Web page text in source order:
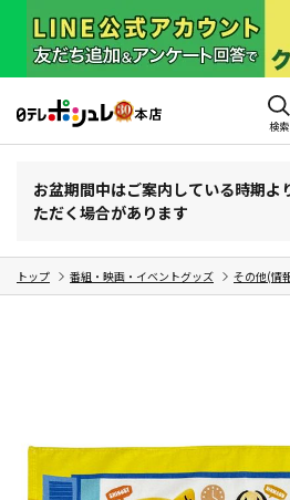
検索
お盆期間中はご案内している時期よ
ただく場合があります
トップ 番組・映画・イベントグッズ その他(情